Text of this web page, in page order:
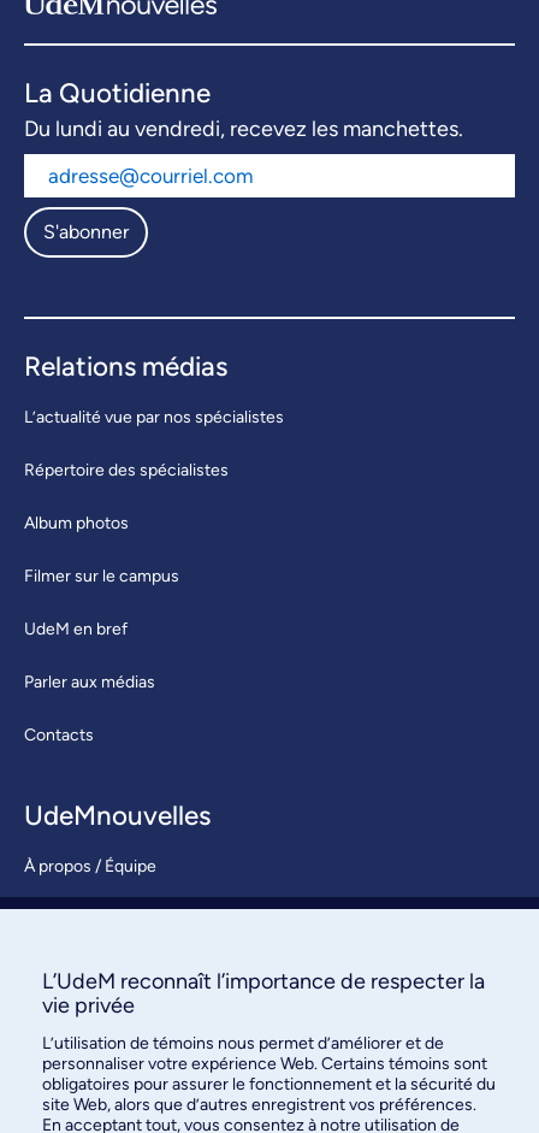
La Quotidienne
Du lundi au vendredi, recevez les manchettes.
S'abonner
Relations médias
L’actualité vue par nos spécialistes
Répertoire des spécialistes
Album photos
Filmer sur le campus
UdeM en bref
Parler aux médias
Contacts
UdeMnouvelles
À propos / Équipe
S’abonner
L’UdeM reconnaît l’importance de respecter la
vie privée
L’utilisation de témoins nous permet d’améliorer et de
personnaliser votre expérience Web. Certains témoins sont
obligatoires pour assurer le fonctionnement et la sécurité du
site Web, alors que d’autres enregistrent vos préférences.
En acceptant tout, vous consentez à notre utilisation de